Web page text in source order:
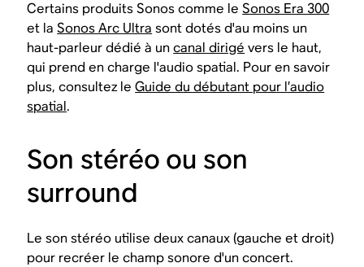
Certains produits Sonos comme leSonos Era 300
et laSonos Arc Ultra sont dotés d'au moins un
haut-parleur dédié à uncanal dirigé vers le haut,
qui prend en charge l'audio spatial. Pour en savoir
plus, consultez leGuide du débutant pour l’audio
spatial.
Son stéréo ou son
surround
Le son stéréo utilise deux canaux (gauche et droit)
pour recréer le champ sonore d'un concert.